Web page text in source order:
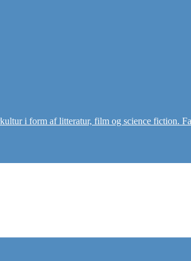
i form af litteratur, film og science fiction.